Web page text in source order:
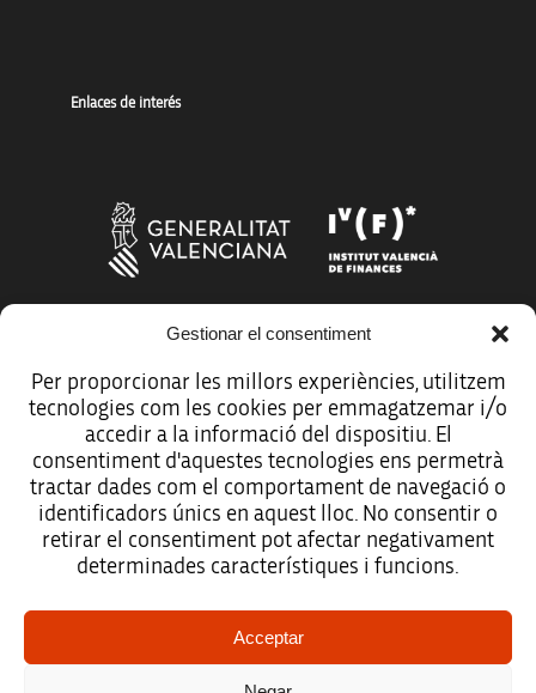
Gestionar el consentiment
Per proporcionar les millors experiències, utilitzem
tecnologies com les cookies per emmagatzemar i/o
accedir a la informació del dispositiu. El
consentiment d'aquestes tecnologies ens permetrà
tractar dades com el comportament de navegació o
identificadors únics en aquest lloc. No consentir o
retirar el consentiment pot afectar negativament
determinades característiques i funcions.
Acceptar
Enlaces de interés
Avíso legal
Política de protección de datos
Registro de actividades de tratamiento